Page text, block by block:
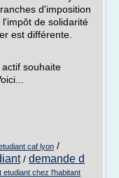
d'imposition
de solidarité
est différente.
souhaite
caf lyon /
/ demande d
etudiant chez l'habitant